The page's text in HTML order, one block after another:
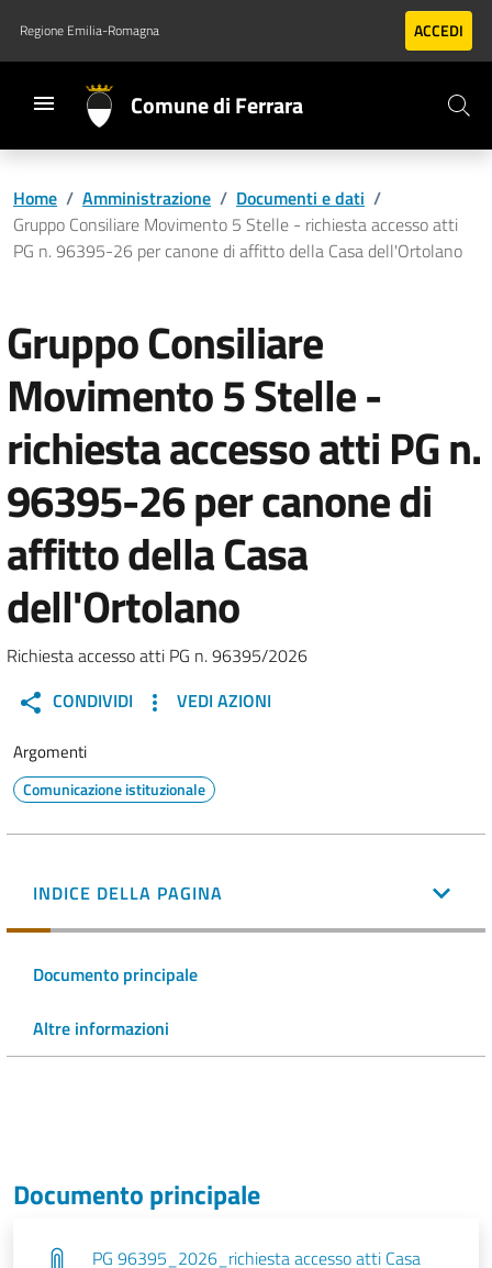
Vai al contenuto principale
Vai al footer
Regione Emilia-Romagna ACCEDI
Comune di Ferrara
Home / Amministrazione / Documenti e dati /
Gruppo Consiliare Movimento 5 Stelle - richiesta accesso atti
PG n. 96395-26 per canone di affitto della Casa dell'Ortolano
Gruppo Consiliare
Movimento 5 Stelle -
richiesta accesso atti PG n.
96395-26 per canone di
affitto della Casa
dell'Ortolano
Richiesta accesso atti PG n. 96395/2026
CONDIVIDI
VEDI AZIONI
Argomenti
Comunicazione istituzionale
INDICE DELLA PAGINA
Documento principale
Altre informazioni
Documento principale
PG 96395_2026_richiesta accesso atti Casa